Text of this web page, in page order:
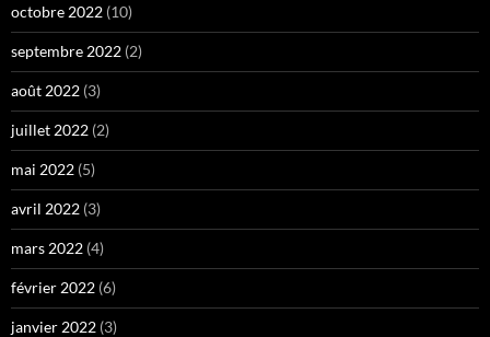
octobre 2022 (10)
septembre 2022 (2)
août 2022 (3)
juillet 2022 (2)
mai 2022 (5)
avril 2022 (3)
mars 2022 (4)
février 2022 (6)
janvier 2022 (3)